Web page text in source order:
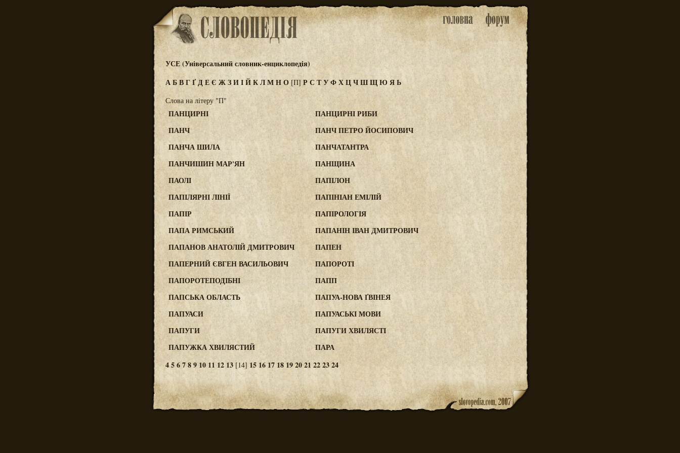
УСЕ (Універсальний словник-енциклопедія)
АБВГҐДЕЄ ЖЗИІЙКЛМНО [П] РС ТУФХЦЧШЩЮ ЯЬ
Слова на літеру "П"
ПАНЦИРНІ
ПАНЦИРНІ РИБИ
ПАНЧ
ПАНЧ ПЕТРО ЙОСИПОВИЧ
ПАНЧА ШИЛА
ПАНЧАТАНТРА
ПАНЧИШИН МАР'ЯН
ПАНЩИНА
ПАОЛІ
ПАПІЛОН
ПАПІЛЯРНІ ЛІНІЇ
ПАПІНІАН ЕМІЛІЙ
ПАПІР
ПАПІРОЛОГІЯ
ПАПА РИМСЬКИЙ
ПАПАНІН ІВАН ДМИТРОВИЧ
ПАПАНОВ АНАТОЛІЙ ДМИТРОВИЧ
ПАПЕН
ПАПЕРНИЙ ЄВГЕН ВАСИЛЬОВИЧ
ПАПОРОТІ
ПАПОРОТЕПОДІБНІ
ПАПП
ПАПСЬКА ОБЛАСТЬ
ПАПУА-НОВА ҐВІНЕЯ
ПАПУАСИ
ПАПУАСЬКІ МОВИ
ПАПУГИ
ПАПУГИ ХВИЛЯСТІ
ПАПУЖКА ХВИЛЯСТИЙ
ПАРА
456789 10 11 12 13[14] 151617 18192021222324